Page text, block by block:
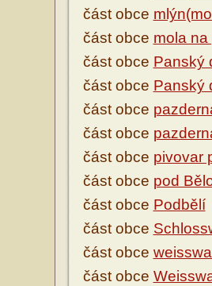
část obce
část obce mola na
část obce Panský
část obce Panský
část obce
část obce
část obce pivovar
část obce pod
část obce Podbělí
část obce
část obce
část obce